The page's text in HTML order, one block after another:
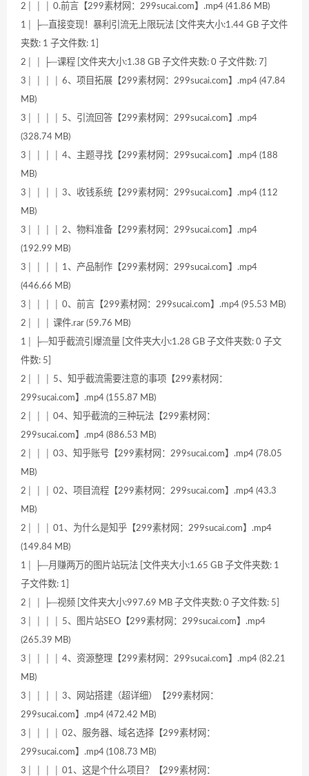
2│ │ │ 0.前言【299素材网：299sucai.com】.mp4 (41.86 MB)
1│ ├─直接变现！暴利引流无上限玩法 [文件夹大小:1.44 GB 子文件
夹数: 1 子文件数: 1]
2│ │ ├─课程 [文件夹大小:1.38 GB 子文件夹数: 0 子文件数: 7]
3│ │ │ │ 6、项目拓展【299素材网：299sucai.com】.mp4 (47.84
MB)
3│ │ │ │ 5、引流回答【299素材网：299sucai.com】.mp4
(328.74 MB)
3│ │ │ │ 4、主题寻找【299素材网：299sucai.com】.mp4 (188
MB)
3│ │ │ │ 3、收钱系统【299素材网：299sucai.com】.mp4 (112
MB)
3│ │ │ │ 2、物料准备【299素材网：299sucai.com】.mp4
(192.99 MB)
3│ │ │ │ 1、产品制作【299素材网：299sucai.com】.mp4
(446.66 MB)
3│ │ │ │ 0、前言【299素材网：299sucai.com】.mp4 (95.53 MB)
2│ │ │ 课件.rar (59.76 MB)
1│ ├─知乎截流引爆流量 [文件夹大小:1.28 GB 子文件夹数: 0 子文
件数: 5]
2│ │ │ 5、知乎截流需要注意的事项【299素材网：
299sucai.com】.mp4 (155.87 MB)
2│ │ │ 04、知乎截流的三种玩法【299素材网：
299sucai.com】.mp4 (886.53 MB)
2│ │ │ 03、知乎账号【299素材网：299sucai.com】.mp4 (78.05
MB)
2│ │ │ 02、项目流程【299素材网：299sucai.com】.mp4 (43.3
MB)
2│ │ │ 01、为什么是知乎【299素材网：299sucai.com】.mp4
(149.84 MB)
1│ ├─月赚两万的图片站玩法 [文件夹大小:1.65 GB 子文件夹数: 1
子文件数: 1]
2│ │ ├─视频 [文件夹大小:997.69 MB 子文件夹数: 0 子文件数: 5]
3│ │ │ │ 5、图片站SEO【299素材网：299sucai.com】.mp4
(265.39 MB)
3│ │ │ │ 4、资源整理【299素材网：299sucai.com】.mp4 (82.21
MB)
3│ │ │ │ 3、网站搭建（超详细）【299素材网：
299sucai.com】.mp4 (472.42 MB)
3│ │ │ │ 02、服务器、域名选择【299素材网：
299sucai.com】.mp4 (108.73 MB)
3│ │ │ │ 01、这是个什么项目？【299素材网：